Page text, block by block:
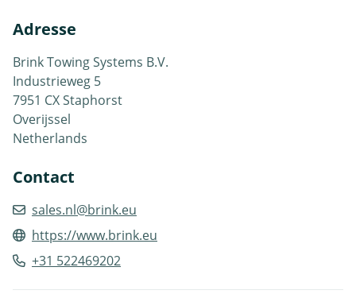
Adresse
Brink Towing Systems B.V.
Industrieweg 5
7951 CX Staphorst
Overijssel
Netherlands
Contact
sales.nl@brink.eu
https://www.brink.eu
+31 522469202